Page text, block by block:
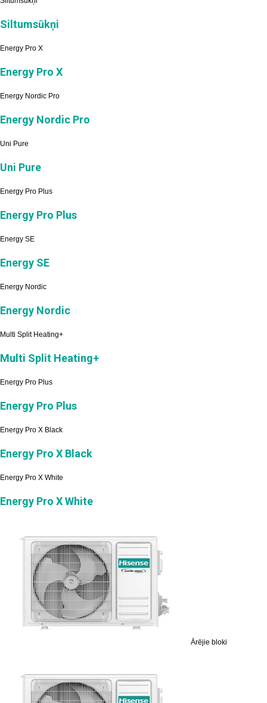
Siltumsūkņi
Energy Pro X
Energy Pro X
Energy Nordic Pro
Energy Nordic Pro
Uni Pure
Uni Pure
Energy Pro Plus
Energy Pro Plus
Energy SE
Energy SE
Energy Nordic
Energy Nordic
Multi Split Heating+
Multi Split Heating+
Energy Pro Plus
Energy Pro Plus
Energy Pro X Black
Energy Pro X Black
Energy Pro X White
Energy Pro X White
Ārējie bloki